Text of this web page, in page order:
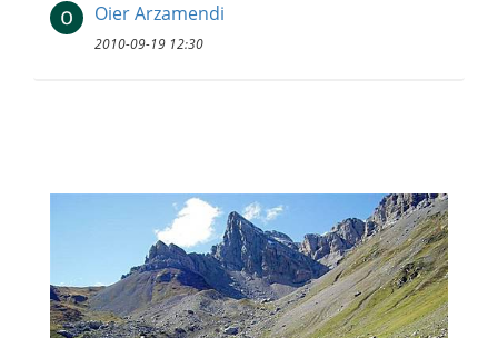
Oier Arzamendi
2010-09-19 12:30